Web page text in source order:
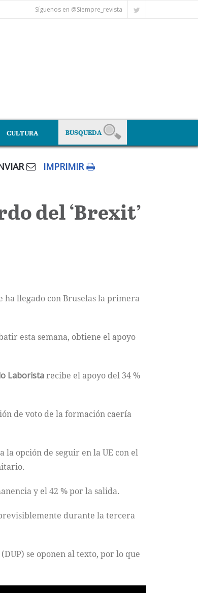
Síguenos en @Siempre_revista
CULTURA
IMPRIMIR
del ‘Brexit’
ha llegado con Bruselas la primera
esta semana, obtiene el apoyo
Laboristarecibe el apoyo del 34 %
de voto de la formación caería
la opción de seguir en la UE con el
y el 42 % por la salida.
durante la tercera
se oponen al texto, por lo que